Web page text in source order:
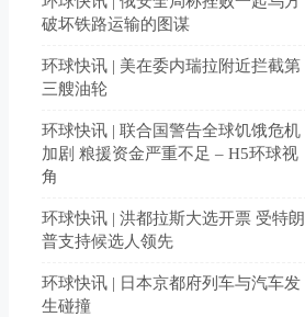
破坏铁路运输的图谋
环球快讯 | 美在委内瑞拉附近拦截第
三艘油轮
环球快讯 | 联合国警告全球饥饿危机
加剧 粮援资金严重不足 – H5环球视
角
环球快讯 | 洪都拉斯大选开票 受特朗
普支持候选人领先
环球快讯 | 日本京都府列车与汽车发
生碰撞